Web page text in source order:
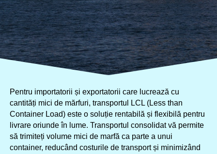
Pentru importatorii și exportatorii care lucrează cu
cantități mici de mărfuri, transportul LCL (Less than
Container Load) este o soluție rentabilă și flexibilă pentru
livrare oriunde în lume. Transportul consolidat vă permite
să trimiteți volume mici de marfă ca parte a unui
container, reducând costurile de transport și minimizând